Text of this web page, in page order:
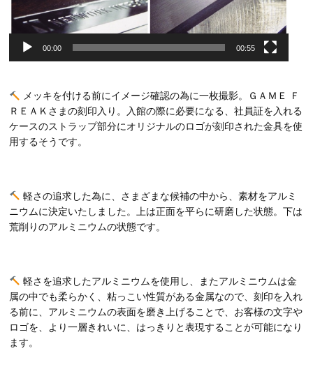
00:00 00:55
メッキを付ける前にイメージ確認の為に一枚撮影。ＧＡＭＥ Ｆ
ＲＥＡＫさまの刻印入り。入館の際に必要になる、社員証を入れる
ケースのストラップ部分にオリジナルのロゴが刻印された金具を使
用するそうです。
軽さの追求した為に、さまざまな候補の中から、素材をアルミ
ニウムに決定いたしました。上は正面を平らに研磨した状態。下は
荒削りのアルミニウムの状態です。
軽さを追求したアルミニウムを使用し、またアルミニウムは金
属の中でも柔らかく、粘っこい性質がある金属なので、刻印を入れ
る前に、アルミニウムの表面を磨き上げることで、お客様の文字や
ロゴを、より一層きれいに、はっきりと表現することが可能になり
ます。